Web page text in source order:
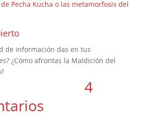
Pecha Kucha o las metamorfosis del
de información das en tus
¿Cómo afrontas la Maldición del
4